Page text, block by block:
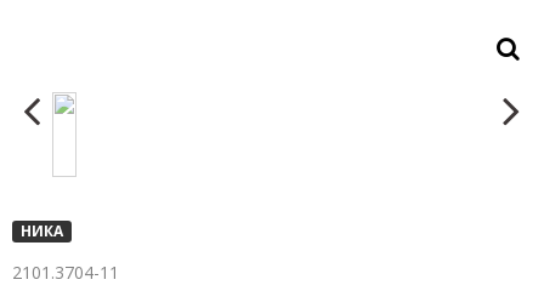
НИКА
2101.3704-11